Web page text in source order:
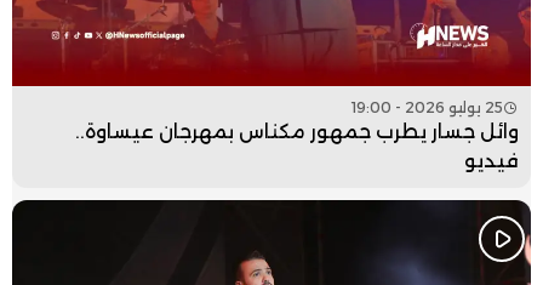
25 يوليو 2026 - 19:00
وائل جسار يطرب جمهور مكناس بمهرجان عيساوة..
فيديو